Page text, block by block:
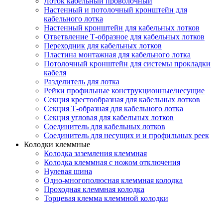
Настенный и потолочный кронштейн для
кабельного лотка
Настенный кронштейн для кабельных лотков
Ответвление Т-образное для кабельных лотков
Переходник для кабельных лотков
Пластина монтажная для кабельного лотка
Потолочный кронштейн для системы прокладки
кабеля
Разделитель для лотка
Рейки профильные конструкционные/несущие
Секция крестообразная для кабельных лотков
Секция Т-образная для кабельного лотка
Секция угловая для кабельных лотков
Соединитель для кабельных лотков
Соединитель для несущих и и профильных реек
Колодки клеммные
Колодка заземления клеммная
Колодка клеммная с ножом отключения
Нулевая шина
Одно-многополюсная клеммная колодка
Проходная клеммная колодка
Торцевая клемма клеммной колодки